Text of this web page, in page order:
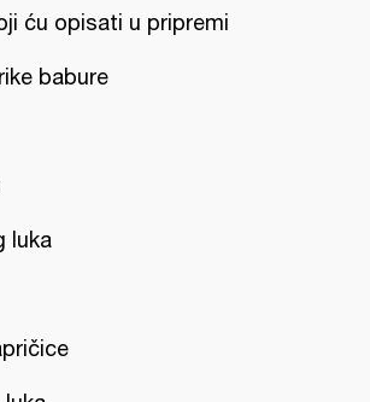
ću opisati u pripremi
babure
luka